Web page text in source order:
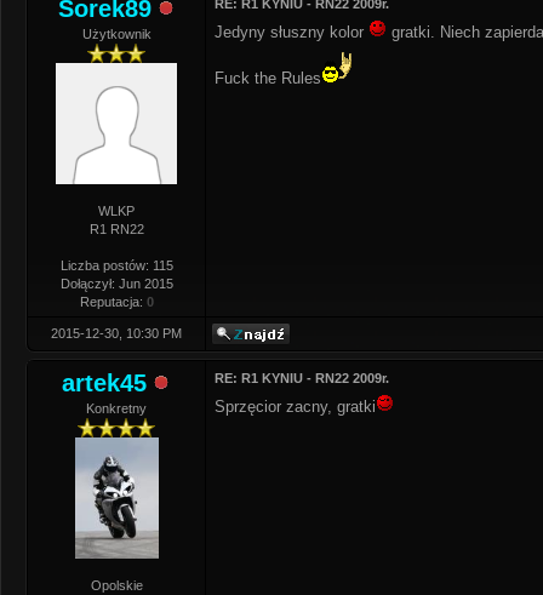
Sorek89
Użytkownik
WLKP
R1 RN22
Liczba postów: 115
Dołączył: Jun 2015
Reputacja: 0
RE: R1 KYNIU - RN22 2009r.
Jedyny słuszny kolor gratki. Niech
Fuck the Rules
2015-12-30, 10:30 PM
artek45
Konkretny
Opolskie
RE: R1 KYNIU - RN22 2009r.
Sprzęcior zacny, gratki